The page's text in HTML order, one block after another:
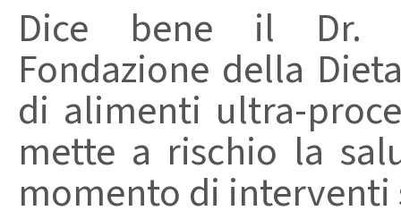
Dice bene il Dr.
Fondazione della
di alimenti ultra-
mette a rischio la
momento di